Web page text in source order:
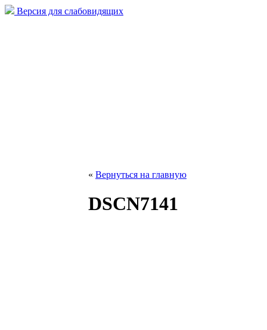
Версия для слабовидящих
« Вернуться на главную
DSCN7141